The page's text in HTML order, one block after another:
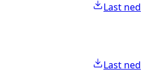
Last ned
Last ned